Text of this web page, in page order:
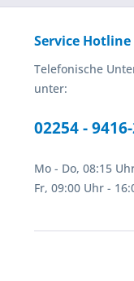
Service Hotline
Telefonische
unter:
02254 -
Mo - Do, 08:15
Fr, 09:00 Uhr -